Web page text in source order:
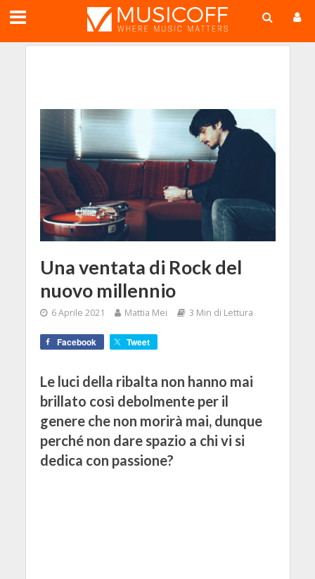
Una ventata di Rock del
nuovo millennio
6 Aprile 2021 Mattia Mei 3 Min di Lettura
Facebook Tweet
Le luci della ribalta non hanno mai
brillato così debolmente per il
genere che non morirà mai, dunque
perché non dare spazio a chi vi si
dedica con passione?